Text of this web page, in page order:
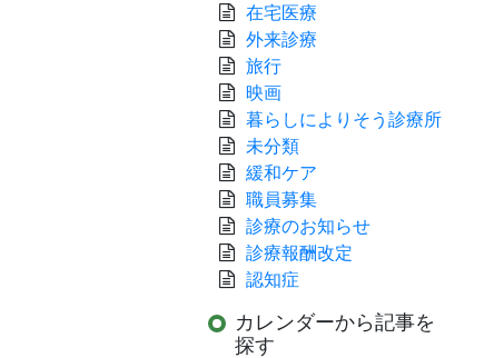
在宅医療
外来診療
旅行
映画
暮らしによりそう診療所
未分類
緩和ケア
職員募集
診療のお知らせ
診療報酬改定
認知症
カレンダーから記事を
探す